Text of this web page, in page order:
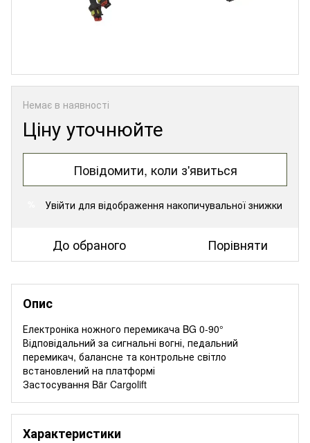
Немає в наявності
Ціну уточнюйте
Повідомити, коли з'явиться
Увійти для відображення накопичувальної знижки
До обраного Порівняти
Опис
Електроніка ножного перемикача BG 0-90°
Відповідальний за сигнальні вогні, педальний
перемикач, балансне та контрольне світло
встановлений на платформі
Застосування Bär Cargolift
Характеристики